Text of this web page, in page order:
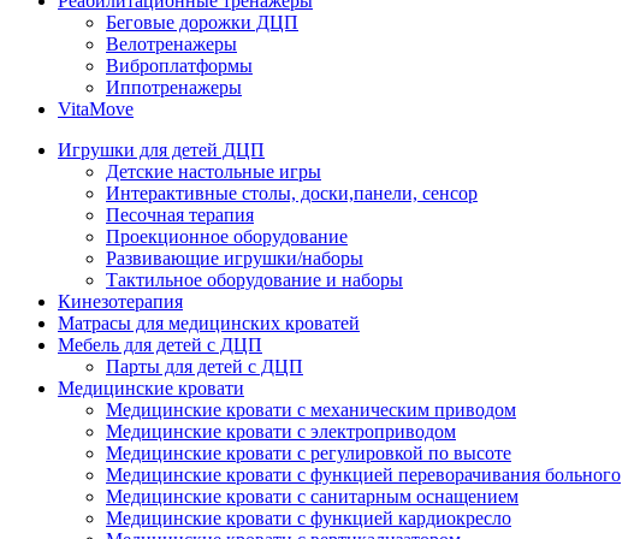
Беговые дорожки ДЦП
Велотренажеры
Виброплатформы
Иппотренажеры
VitaMove
Игрушки для детей ДЦП
Детские настольные игры
Интерактивные столы, доски,панели, сенсор
Песочная терапия
Проекционное оборудование
Развивающие игрушки/наборы
Тактильное оборудование и наборы
Кинезотерапия
Матрасы для медицинских кроватей
Мебель для детей с ДЦП
Парты для детей с ДЦП
Медицинские кровати
Медицинские кровати с механическим приводом
Медицинские кровати с электроприводом
Медицинские кровати с регулировкой по высоте
Медицинские кровати с функцией переворачивания больного
Медицинские кровати с санитарным оснащением
Медицинские кровати с функцией кардиокресло